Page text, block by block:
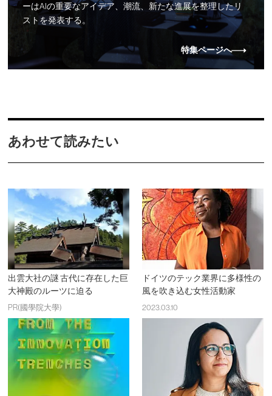
ーはAIの重要なアイデア、潮流、新たな進展を整理したリ
ストを発表する。
特集ページへ
あわせて読みたい
出雲大社の謎 古代に存在した巨
大神殿のルーツに迫る
PR(國學院大學)
ドイツのテック業界に多様性の
風を吹き込む女性活動家
2023.03.10